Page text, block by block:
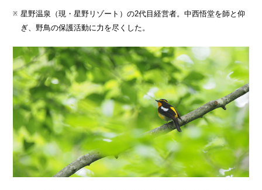
星野温泉（現・星野リゾート）の2代目経営者。中西悟堂を師と仰
ぎ、野鳥の保護活動に力を尽くした。